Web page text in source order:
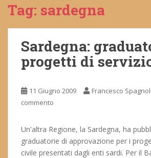
Tag: sardegna
Sardegna:
progetti di
11 Giugno 2009 Francesco
commento
Un'altra Regione, la Sardegna, ha
graduatorie di approvazione per i
civile presentati dagli enti sardi. Per il